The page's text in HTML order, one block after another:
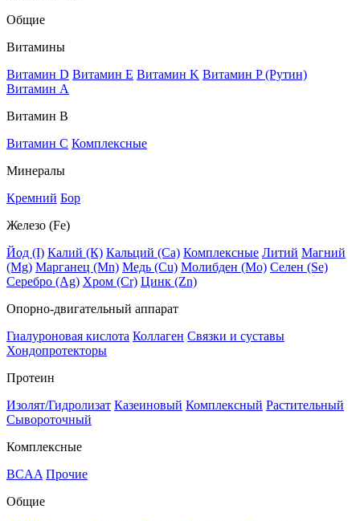
Общие
Витамины
Витамин D Витамин E Витамин K Витамин P (Рутин)
Витамин А
Витамин В
Витамин C Комплексные
Минералы
Кремний Бор
Железо (Fe)
Йод (I) Калий (К) Кальций (Са) Комплексные Литий Магний
(Mg) Марганец (Mn) Медь (Сu) Молибден (Мо) Селен (Se)
Серебро (Ag) Хром (Cr) Цинк (Zn)
Опорно-двигательный аппарат
Гиалуроновая кислота Коллаген Связки и суставы
Хондопротекторы
Протеин
Изолят/Гидролизат Казеиновый Комплексный Растительный
Сывороточный
Комплексные
BCAA Прочие
Общие